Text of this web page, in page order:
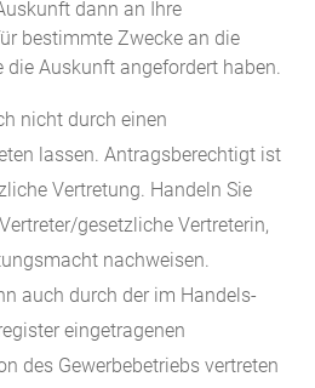
dann an Ihre
bestimmte Zwecke an die
die Auskunft angefordert haben.
nicht durch einen
lassen. Antragsberechtigt ist
Vertretung. Handeln Sie
gesetzliche Vertreterin,
nachweisen.
auch durch der im Handels-
eingetragenen
des Gewerbebetriebs vertreten